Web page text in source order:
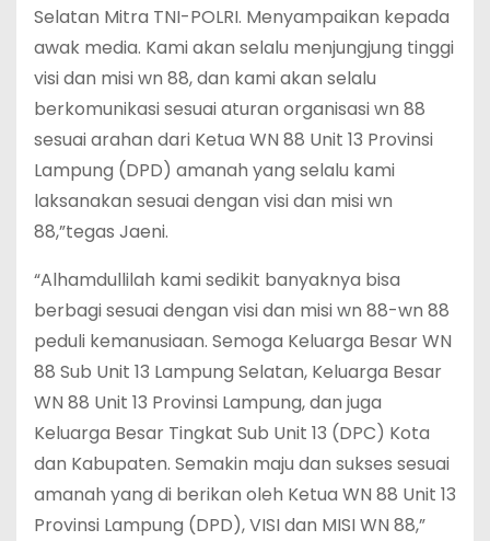
Selatan Mitra TNI-POLRI. Menyampaikan kepada
awak media. Kami akan selalu menjungjung tinggi
visi dan misi wn 88, dan kami akan selalu
berkomunikasi sesuai aturan organisasi wn 88
sesuai arahan dari Ketua WN 88 Unit 13 Provinsi
Lampung (DPD) amanah yang selalu kami
laksanakan sesuai dengan visi dan misi wn
88,”tegas Jaeni.
“Alhamdullilah kami sedikit banyaknya bisa
berbagi sesuai dengan visi dan misi wn 88-wn 88
peduli kemanusiaan. Semoga Keluarga Besar WN
88 Sub Unit 13 Lampung Selatan, Keluarga Besar
WN 88 Unit 13 Provinsi Lampung, dan juga
Keluarga Besar Tingkat Sub Unit 13 (DPC) Kota
dan Kabupaten. Semakin maju dan sukses sesuai
amanah yang di berikan oleh Ketua WN 88 Unit 13
Provinsi Lampung (DPD), VISI dan MISI WN 88,”